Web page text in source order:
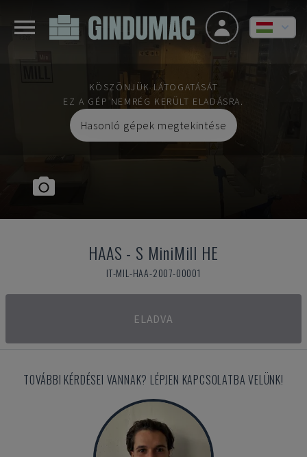
KÖSZÖNJÜK LÁTOGATÁSÁT
EZ A GÉP NEMRÉG KERÜLT ELADÁSRA.
Hasonló gépek megtekintése
HAAS - S MiniMill HE
IT-MIL-HAA-2007-00001
ELADVA
TOVÁBBI KÉRDÉSEI VANNAK? LÉPJEN KAPCSOLATBA VELÜNK!